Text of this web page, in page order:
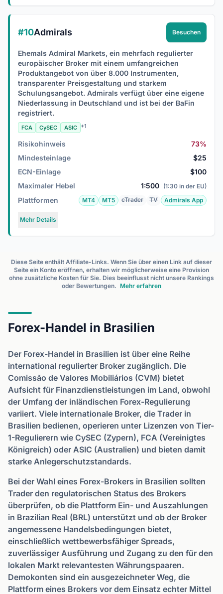
#10Admirals Besuchen
Ehemals Admiral Markets, ein mehrfach regulierter
europäischer Broker mit einem umfangreichen
Produktangebot von über 8.000 Instrumenten,
transparenter Preisgestaltung und starkem
Schulungsangebot. Admirals verfügt über eine eigene
Niederlassung in Deutschland und ist bei der BaFin
registriert.
FCA CySEC ASIC +1
Risikohinweis
73%
Mindesteinlage
$25
ECN-Einlage
$100
Maximaler Hebel
1:500 (1:30 in der EU)
Plattformen MT4 MT5 cTrader TV Admirals App
Mehr Details
Diese Seite enthält Affiliate-Links. Wenn Sie über einen Link auf dieser
Seite ein Konto eröffnen, erhalten wir möglicherweise eine Provision
ohne zusätzliche Kosten für Sie. Dies beeinflusst nicht unsere Rankings
oder Bewertungen. Mehr erfahren
Forex-Handel in Brasilien
Der Forex-Handel in Brasilien ist über eine Reihe
international regulierter Broker zugänglich. Die
Comissão de Valores Mobiliários (CVM) bietet
Aufsicht für Finanzdienstleistungen im Land, obwohl
der Umfang der inländischen Forex-Regulierung
variiert. Viele internationale Broker, die Trader in
Brasilien bedienen, operieren unter Lizenzen von Tier-
1-Regulierern wie CySEC (Zypern), FCA (Vereinigtes
Königreich) oder ASIC (Australien) und bieten damit
starke Anlegerschutzstandards.
Bei der Wahl eines Forex-Brokers in Brasilien sollten
Trader den regulatorischen Status des Brokers
überprüfen, ob die Plattform Ein- und Auszahlungen
in Brazilian Real (BRL) unterstützt und ob der Broker
angemessene Handelsbedingungen bietet,
einschließlich wettbewerbsfähiger Spreads,
zuverlässiger Ausführung und Zugang zu den für den
lokalen Markt relevantesten Währungspaaren.
Demokonten sind ein ausgezeichneter Weg, die
Plattform eines Brokers vor dem Einsatz echter Mittel